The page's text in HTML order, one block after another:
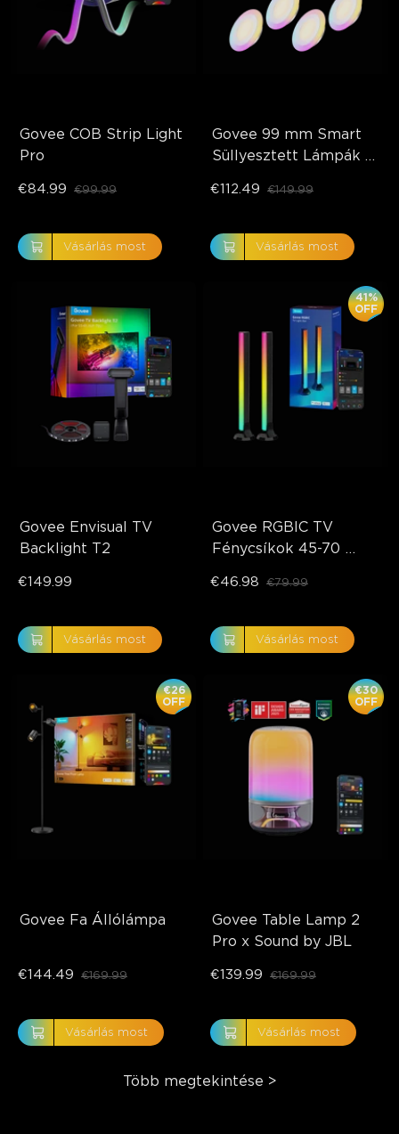
Govee COB Strip Light
Pro
€84.99 €99.99
Vásárlás most
Govee 99 mm Smart
Süllyesztett Lámpák
€112.49 €149.99
Vásárlás most
Govee Envisual TV
Backlight T2
€149.99
Vásárlás most
Govee RGBIC TV
Fénycsíkok 45-70
41%
OFF
€46.98 €79.99
Vásárlás most
Govee Fa Állólámpa
€26
OFF
€144.49 €169.99
Vásárlás most
Govee Table Lamp 2
Pro x Sound by JBL
€30
OFF
€139.99 €169.99
Vásárlás most
Több megtekintése >